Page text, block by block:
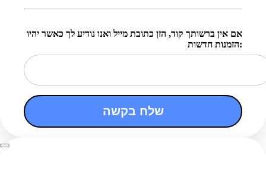
אם אין ברשותך קוד, הזן כתובת מייל ואנו נודיע לך כאשר יהיו
הזמנות חדשות:
שלח בקשה